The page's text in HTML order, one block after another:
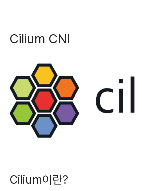
Cilium CNI
Cilium이란?